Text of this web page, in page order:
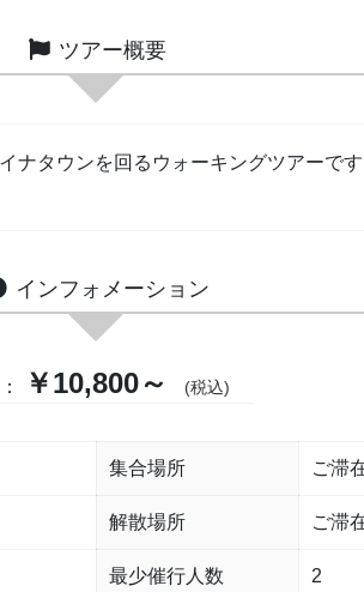
ツアー概要
ナタウンを回るウォーキングツアーで
インフォメーション
￥10,800～ (税込)
集合場所 ご滞
解散場所 ご滞
最少催行人数 2